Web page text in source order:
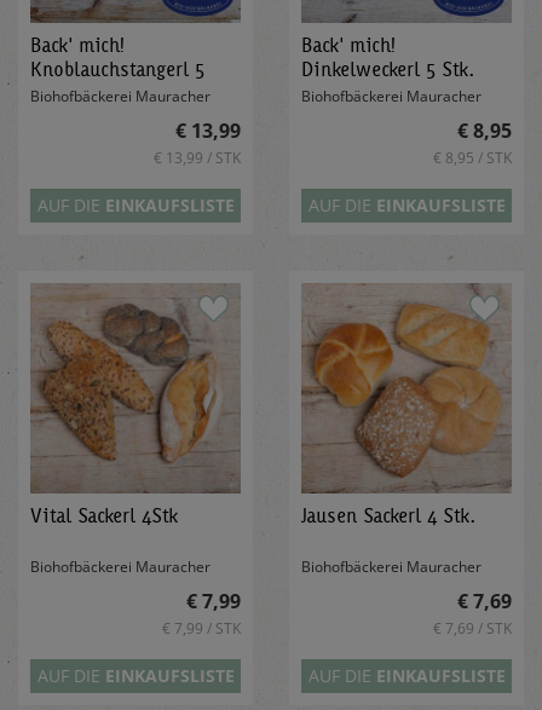
Back' mich!
Knoblauchstangerl 5
Stk.
Biohofbäckerei Mauracher
€ 13,99
€ 13,99 / STK
AUF DIE EINKAUFSLISTE
Back' mich!
Dinkelweckerl 5 Stk.
Biohofbäckerei Mauracher
€ 8,95
€ 8,95 / STK
AUF DIE EINKAUFSLISTE
Vital Sackerl 4Stk
Biohofbäckerei Mauracher
€ 7,99
€ 7,99 / STK
AUF DIE EINKAUFSLISTE
Jausen Sackerl 4 Stk.
Biohofbäckerei Mauracher
€ 7,69
€ 7,69 / STK
AUF DIE EINKAUFSLISTE